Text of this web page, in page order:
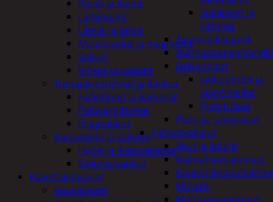
Sulakkeet ja
liittimet
Asennuskaapelit
Jatkojohdot
Jatkojohdot ja
ajastinkellot
Pistotulpat
Pisto ja -jakorasiat
Sähkötyökalut
Akut ja laturit
Kulmahiomakoneet
Mittarit
Mutterinvääntimet
Kynät ja kumit
Laminointi
Liimat ja teipit
Muistitaulut ja magneetit
Sakset
Vihkot ja paperit
Turvajärjestelmät ja lukitus
Hälyttimet ja kamerat
Palovaroittimet
Riippulukot
Varastointi ja säilytys
Hyllyt ja -kannattimet
Säilytyslaatikot
Päivittäistavarat
Apuvälineet